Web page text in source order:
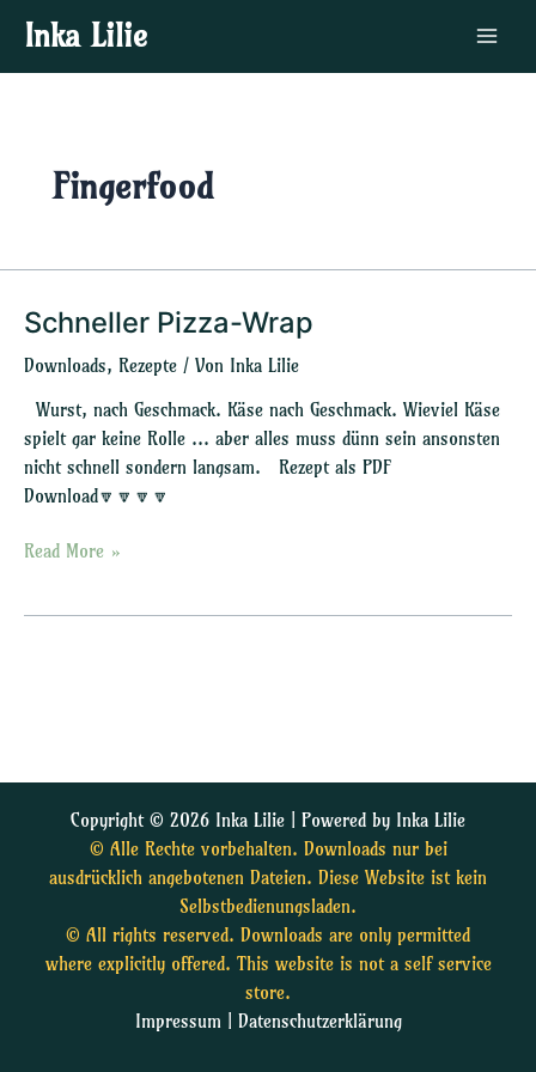
Inhalt
springen
Inka Lilie
Main
Menu
Fingerfood
Schneller Pizza-Wrap
Downloads, Rezepte / Von Inka Lilie
Wurst, nach Geschmack. Käse nach Geschmack. Wieviel Käse
spielt gar keine Rolle … aber alles muss dünn sein ansonsten
nicht schnell sondern langsam. Rezept als PDF
Download🔽🔽🔽🔽
Schneller
Wrap
Read More »
Copyright © 2026 Inka Lilie | Powered by Inka Lilie
© Alle Rechte vorbehalten. Downloads nur bei
ausdrücklich angebotenen Dateien. Diese Website ist kein
Selbstbedienungsladen.
© All rights reserved. Downloads are only permitted
where explicitly offered. This website is not a self service
store.
Impressum| Datenschutzerklärung